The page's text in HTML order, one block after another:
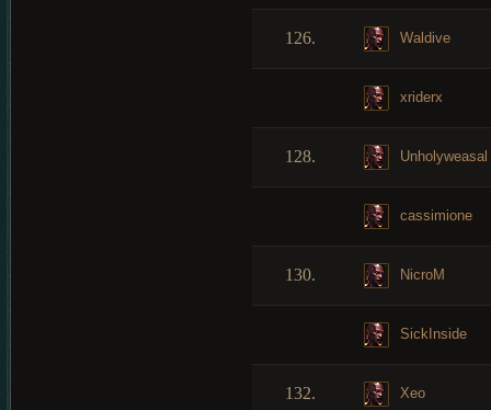
126. Waldive
xriderx
128. Unholyweasal
cassimione
130. NicroM
SickInside
132. Xeo